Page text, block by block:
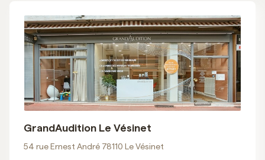
GrandAudition Le Vésinet
54 rue Ernest André 78110 Le Vésinet